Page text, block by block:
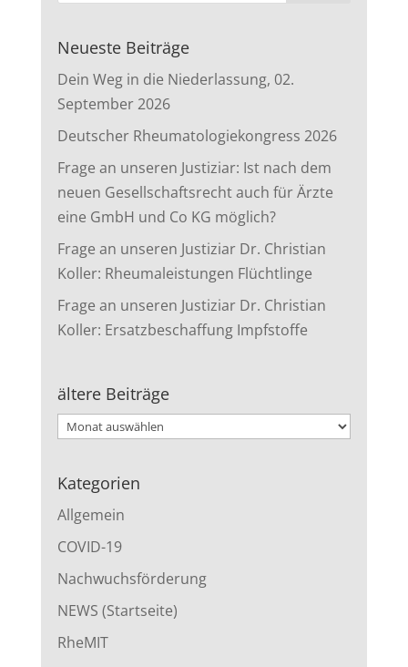
Neueste Beiträge
Dein Weg in die Niederlassung, 02.
September 2026
Deutscher Rheumatologiekongress 2026
Frage an unseren Justiziar: Ist nach dem
neuen Gesellschaftsrecht auch für Ärzte
eine GmbH und Co KG möglich?
Frage an unseren Justiziar Dr. Christian
Koller: Rheumaleistungen Flüchtlinge
Frage an unseren Justiziar Dr. Christian
Koller: Ersatzbeschaffung Impfstoffe
ältere Beiträge
ältere
Kategorien
Allgemein
COVID-19
Nachwuchsförderung
NEWS (Startseite)
RheMIT